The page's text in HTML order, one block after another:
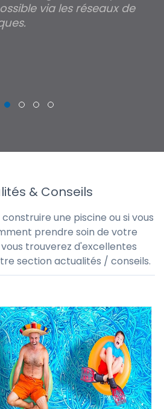
via les réseaux de
& Conseils
une piscine ou si vous
prendre soin de votre
trouverez d'excellentes
section actualités / conseils.